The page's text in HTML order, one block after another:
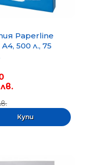
Paperline
500 л., 75